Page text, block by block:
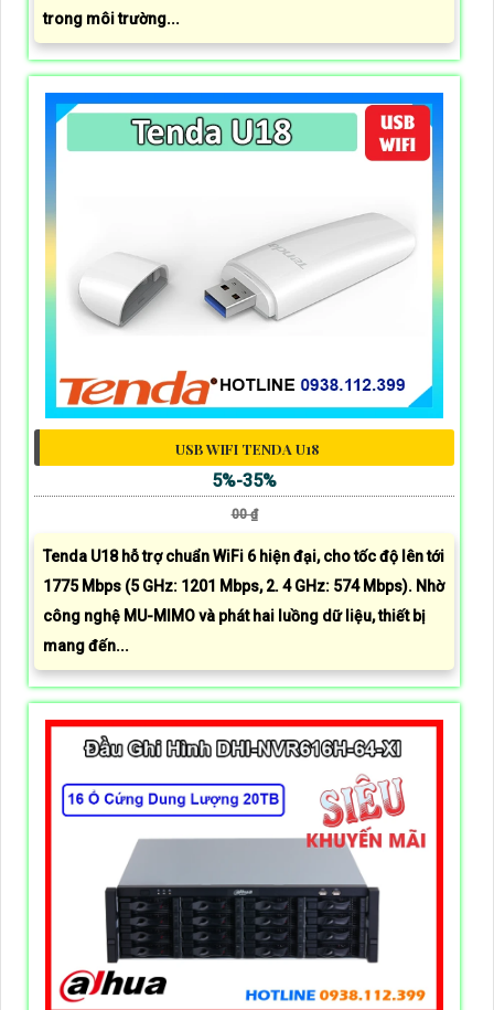
trong môi trường...
USB WIFI TENDA U18
5%-35%
00 ₫
Tenda U18 hỗ trợ chuẩn WiFi 6 hiện đại, cho tốc độ lên tới
1775 Mbps (5 GHz: 1201 Mbps, 2. 4 GHz: 574 Mbps). Nhờ
công nghệ MU-MIMO và phát hai luồng dữ liệu, thiết bị
mang đến...